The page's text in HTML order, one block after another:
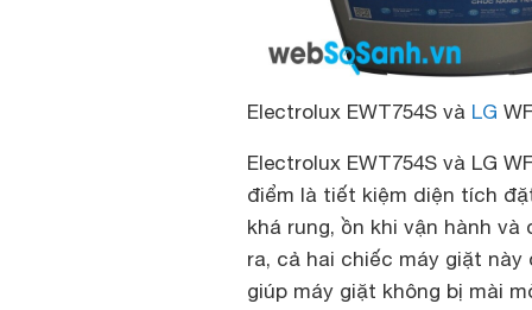
Electrolux EWT754S và LG
Electrolux EWT754S và LG
điểm là tiết kiệm diện tích
khá rung, ồn khi vận hành
ra, cả hai chiếc máy giặt này
giúp máy giặt không bị mài